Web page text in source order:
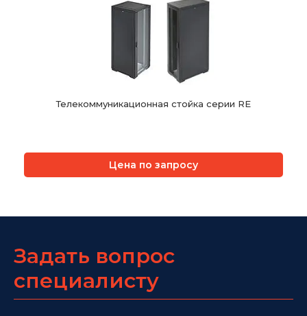
Телекоммуникационная стойка серии RE
Цена по запросу
Задать вопрос
специалисту